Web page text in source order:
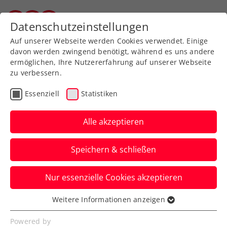
Zurück zur Newsübersicht
Davis Cup
KURIER Austria Davis Cup
Team kennt mögliche
Gegner beim Finalturnier
Österreich ist bei den Davis Cup Final 8 in
Bologna nicht gesetzt und erwartet ein
Viertelfinalkracher.
Verfasst von: Manuel Wachta, 16.09.2025
Datenschutzeinstellungen
Auf unserer Webseite werden Cookies verwendet. Einige
davon werden zwingend benötigt, während es uns andere
ermöglichen, Ihre Nutzererfahrung auf unserer Webseite
zu verbessern.
Essenziell Statistiken
Alle akzeptieren
Speichern & schließen
Nur essenzielle Cookies akzeptieren
Essenziell
Essenzielle Cookies werden für grundlegende
Weitere Informationen anzeigen
Powered by